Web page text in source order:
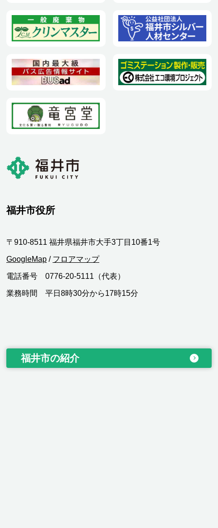
福井市役所
〒910-8511 福井県福井市大手3丁目10番1号
GoogleMap / フロアマップ
電話番号 0776-20-5111（代表）
業務時間 平日8時30分から17時15分
福井市の紹介